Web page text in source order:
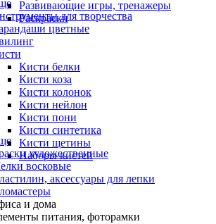
Развивающие игры, тренажеры
Раскраскидля творчества
цветные
Кисти белки
Кисти коза
Кисти колонок
Кисти нейлон
Кисти пони
Кисти синтетика
Кисти щетины
Наборы кистей
художественные
восковые
аксессуары для лепки
и дома
питания, фоторамки